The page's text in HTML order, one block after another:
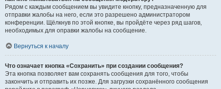
Рядом с каждым сообщением вы увидите кнопку, предназначенную для
отправки жалобы на него, если это разрешено администратором
конференции. Щёлкнув по этой кнопке, вы пройдёте через ряд шагов,
необходимых для оправки жалобы на сообщение.
Вернуться к началу
Что означает кнопка «Сохранить» при создании сообщения?
Эта кнопка позволяет вам сохранять сообщения для того, чтобы
закончить и отправить их позже. Для загрузки сохранённого сообщения